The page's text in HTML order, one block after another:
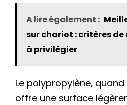
A lire également :
sur chariot : critères
à privilégier
Le polypropylène,
offre une surface